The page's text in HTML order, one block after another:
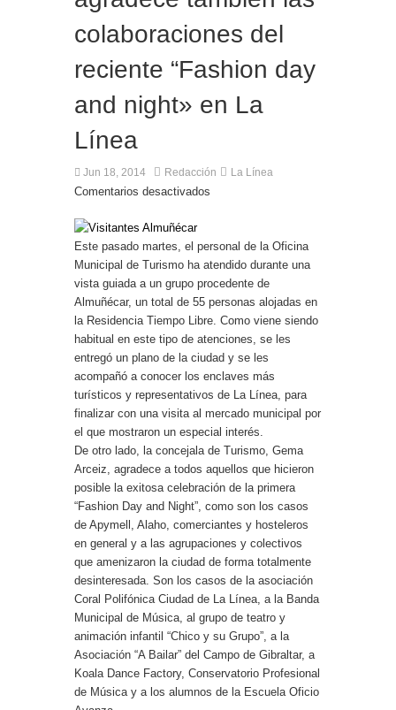
Presentado el IV Torneo de Fútbol Senior Alcalde
de San Roque, que se disputa la semana
próxima
colaboraciones del
reciente “Fashion day
and night» en La
Línea
Jun 18, 2014 Redacción La Línea
Comentarios desactivados
Este pasado martes, el personal de la Oficina
Municipal de Turismo ha atendido durante una
vista guiada a un grupo procedente de
Almuñécar, un total de 55 personas alojadas en
la Residencia Tiempo Libre. Como viene siendo
habitual en este tipo de atenciones, se les
entregó un plano de la ciudad y se les
acompañó a conocer los enclaves más
turísticos y representativos de La Línea, para
finalizar con una visita al mercado municipal por
el que mostraron un especial interés.
De otro lado, la concejala de Turismo, Gema
Arceiz, agradece a todos aquellos que hicieron
posible la exitosa celebración de la primera
“Fashion Day and Night”, como son los casos
de Apymell, Alaho, comerciantes y hosteleros
en general y a las agrupaciones y colectivos
que amenizaron la ciudad de forma totalmente
desinteresada. Son los casos de la asociación
Coral Polifónica Ciudad de La Línea, a la Banda
Municipal de Música, al grupo de teatro y
animación infantil “Chico y su Grupo”, a la
Asociación “A Bailar” del Campo de Gibraltar, a
Koala Dance Factory, Conservatorio Profesional
de Música y a los alumnos de la Escuela Oficio